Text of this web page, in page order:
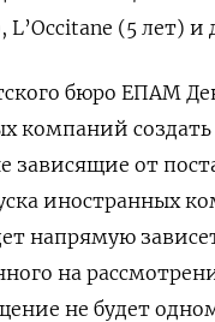
L’Occitane (5 лет) и
бюро ЕПАМ
компаний
зависящие от
иностранных
напрямую
на
не будет